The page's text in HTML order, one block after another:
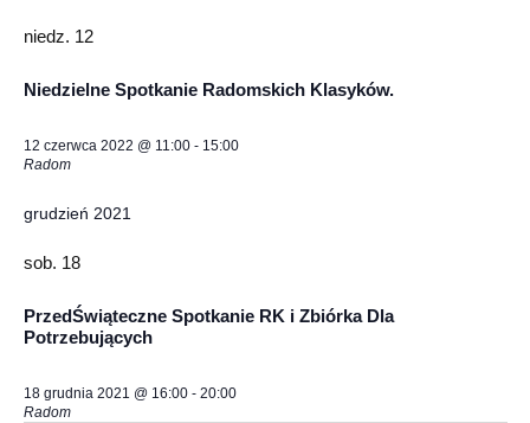
niedz. 12
Niedzielne Spotkanie Radomskich Klasyków.
12 czerwca 2022 @ 11:00- 15:00
Radom
grudzień 2021
sob. 18
PrzedŚwiąteczne Spotkanie RK i Zbiórka Dla
Potrzebujących
18 grudnia 2021 @ 16:00- 20:00
Radom